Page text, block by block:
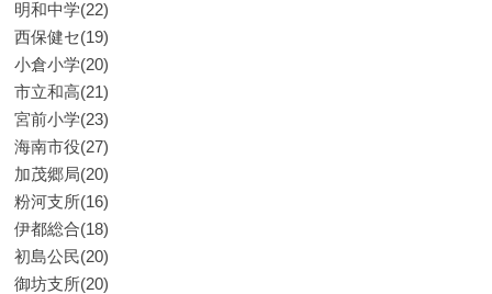
明和中学(22)
西保健セ(19)
小倉小学(20)
市立和高(21)
宮前小学(23)
海南市役(27)
加茂郷局(20)
粉河支所(16)
伊都総合(18)
初島公民(20)
御坊支所(20)